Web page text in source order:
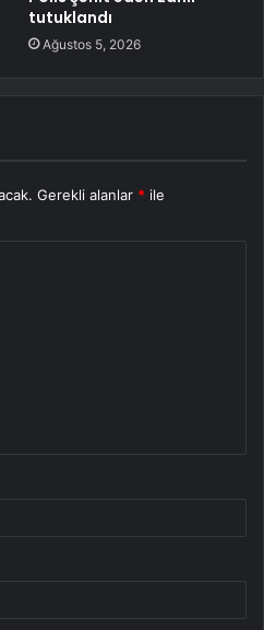
tutuklandı
Ağustos 5, 2026
Gerekli alanlar * ile